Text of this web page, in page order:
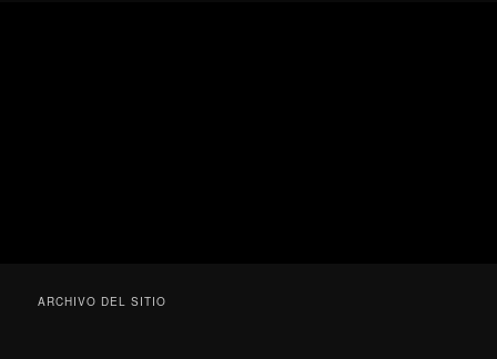
ARCHIVO DEL SITIO